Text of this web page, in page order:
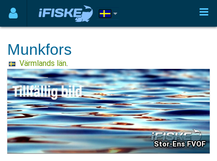
Munkfors
Värmlands län.
Stor-Ens FVOF